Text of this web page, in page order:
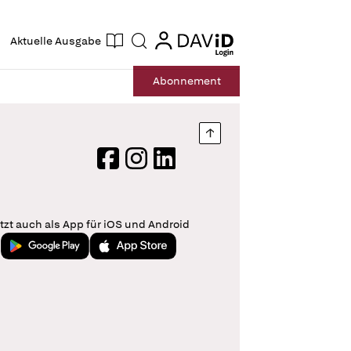
Aktuelle Ausgabe Suche login
login
Abonnement
Nach oben springen
FacebookInstagram
LinkedIn
auch als App für iOS und Android
Jetzt bei Google PlayLaden im App Store